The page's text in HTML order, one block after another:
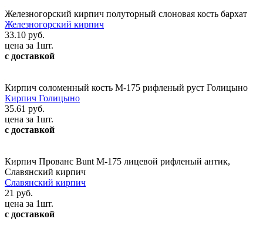
Железногорский кирпич полуторный слоновая кость бархат
Железногорский кирпич
33.10 руб.
цена за 1шт.
с доставкой
Кирпич соломенный кость М-175 рифленый руст Голицыно
Кирпич Голицыно
35.61 руб.
цена за 1шт.
с доставкой
Кирпич Прованс Bunt М-175 лицевой рифленый антик,
Славянский кирпич
Славянский кирпич
21 руб.
цена за 1шт.
с доставкой